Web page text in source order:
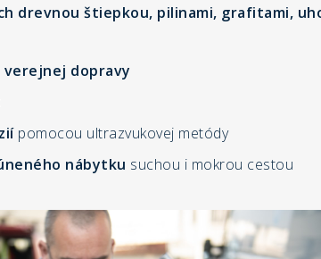
drevnou štiepkou, pilinami, grafitami,
dopravy
pomocou ultrazvukovej metódy
nábytku suchou i mokrou cestou